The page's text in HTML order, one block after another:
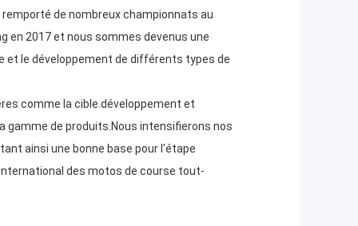
remporté de nombreux championnats au
en 2017 et nous sommes devenus une
et le développement de différents types de
comme la cible.développement et
gamme de produits.Nous intensifierons nos
ainsi une bonne base pour l'étape
des motos de course tout-